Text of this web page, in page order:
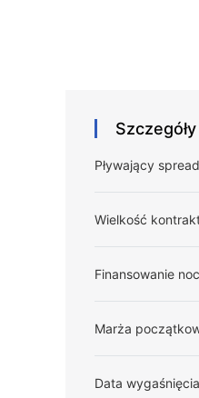
Pływający spread
Wielkość
Finansowanie
Marża
Data